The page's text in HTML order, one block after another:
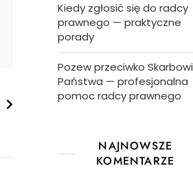
Kiedy zgłosić się do radcy
prawnego — praktyczne
porady
Pozew przeciwko Skarbowi
Państwa — profesjonalna
pomoc radcy prawnego
NAJNOWSZE
KOMENTARZE